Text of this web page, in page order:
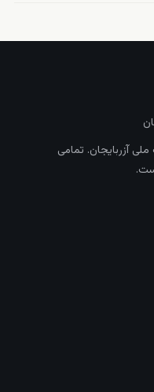
آزربایجان. تمامی